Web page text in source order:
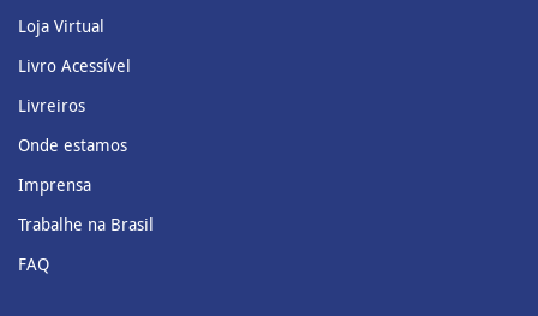
Loja Virtual
Livro Acessível
Livreiros
Onde estamos
Imprensa
Trabalhe na Brasil
FAQ